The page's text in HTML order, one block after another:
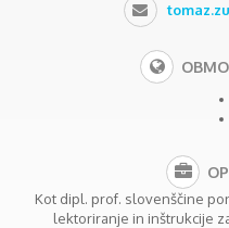
Kot dipl. prof. slovenščine
lektoriranje in inštrukcije